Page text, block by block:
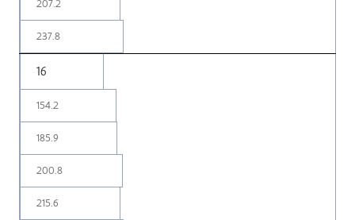
207.2
237.8
16
154.2
185.9
200.8
215.6